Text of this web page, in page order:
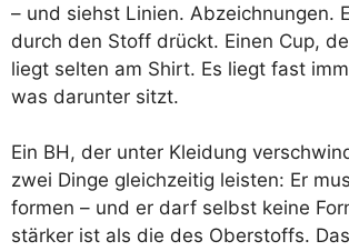
– und siehst Linien. Abzeichnungen.
durch den Stoff drückt. Einen Cup,
liegt selten am Shirt. Es liegt fast
was darunter sitzt.
Ein BH, der unter Kleidung
zwei Dinge gleichzeitig leisten: Er
formen – und er darf selbst keine
stärker ist als die des Oberstoffs.